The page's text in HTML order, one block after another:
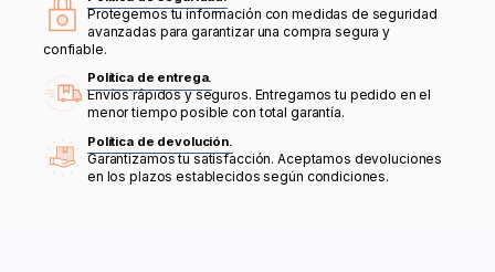
Protegemos tu información con medidas de seguridad
avanzadas para garantizar una compra segura y
confiable.
Política de entrega.
Envíos rápidos y seguros. Entregamos tu pedido en el
menor tiempo posible con total garantía.
Política de devolución.
Garantizamos tu satisfacción. Aceptamos devoluciones
en los plazos establecidos según condiciones.